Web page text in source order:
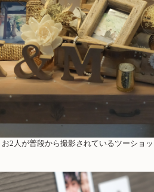
2 人が普段から撮影されているツーショ